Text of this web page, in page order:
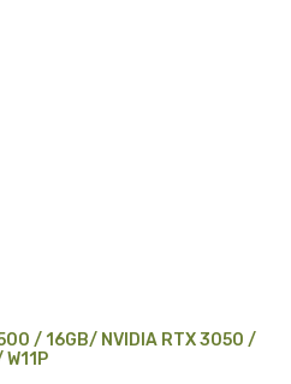
/ 16GB/ NVIDIA RTX 3050 /